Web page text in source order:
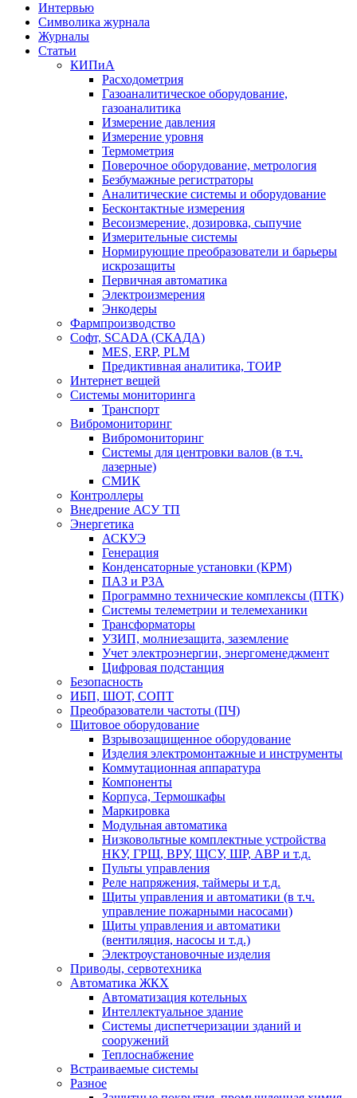
Интервью
Символика журнала
Журналы
Статьи
КИПиА
Расходометрия
Газоаналитическое оборудование,
газоаналитика
Измерение давления
Измерение уровня
Термометрия
Поверочное оборудование, метрология
Безбумажные регистраторы
Аналитические системы и оборудование
Бесконтактные измерения
Весоизмерение, дозировка, сыпучие
Измерительные системы
Нормирующие преобразователи и барьеры
искрозащиты
Первичная автоматика
Электроизмерения
Энкодеры
Фармпроизводство
Софт, SCADA (СКАДА)
MES, ERP, PLM
Предиктивная аналитика, ТОИР
Интернет вещей
Системы мониторинга
Транспорт
Вибромониторинг
Вибромониторинг
Системы для центровки валов (в т.ч.
лазерные)
СМИК
Контроллеры
Внедрение АСУ ТП
Энергетика
АСКУЭ
Генерация
Конденсаторные установки (КРМ)
ПАЗ и РЗА
Программно технические комплексы (ПТК)
Системы телеметрии и телемеханики
Трансформаторы
УЗИП, молниезащита, заземление
Учет электроэнергии, энергоменеджмент
Цифровая подстанция
Безопасность
ИБП, ШОТ, СОПТ
Преобразователи частоты (ПЧ)
Щитовое оборудование
Взрывозащищенное оборудование
Изделия электромонтажные и инструменты
Коммутационная аппаратура
Компоненты
Корпуса, Термошкафы
Маркировка
Модульная автоматика
Низковольтные комплектные устройства
НКУ, ГРЩ, ВРУ, ЩСУ, ШР, АВР и т.д.
Пульты управления
Реле напряжения, таймеры и т.д.
Щиты управления и автоматики (в т.ч.
управление пожарными насосами)
Щиты управления и автоматики
(вентиляция, насосы и т.д.)
Электроустановочные изделия
Приводы, сервотехника
Автоматика ЖКХ
Автоматизация котельных
Интеллектуальное здание
Системы диспетчеризации зданий и
сооружений
Теплоснабжение
Встраиваемые системы
Разное